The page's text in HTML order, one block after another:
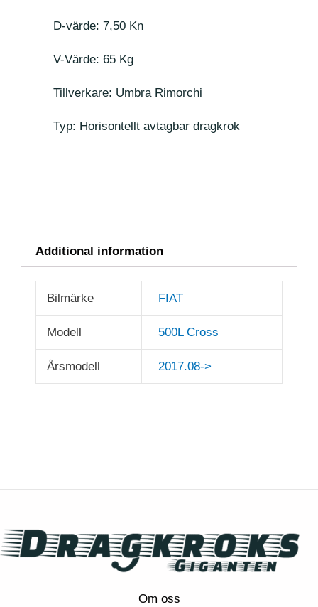
D-värde: 7,50 Kn
V-Värde: 65 Kg
Tillverkare: Umbra Rimorchi
Typ: Horisontellt avtagbar dragkrok
Additional information
Bilmärke FIAT
Modell 500L Cross
Årsmodell 2017.08->
Om oss